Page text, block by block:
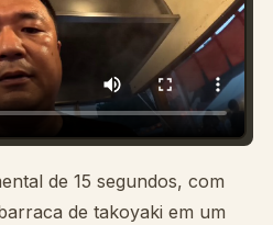
de 15 segundos, com
de takoyaki em um